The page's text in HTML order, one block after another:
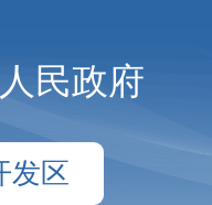
民政府
发区